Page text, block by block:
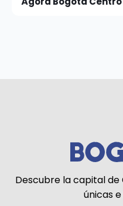
Descubre la capital
únicas